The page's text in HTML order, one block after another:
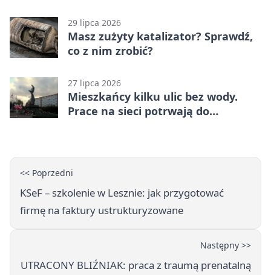
29 lipca 2026
Masz zużyty katalizator? Sprawdź,
co z nim zrobić?
27 lipca 2026
Mieszkańcy kilku ulic bez wody.
Prace na sieci potrwają do
<< Poprzedni
KSeF – szkolenie w Lesznie: jak przygotować
firmę na faktury ustrukturyzowane
Następny >>
UTRACONY BLIŹNIAK: praca z traumą prenatalną